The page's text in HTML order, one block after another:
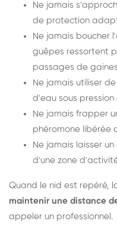
Ne jamais
de protection
Ne jamais boucher
guêpes ressortent
passages de
Ne jamais utiliser
d'eau sous
Ne jamais frapper
phéromone libérée
Ne jamais laisser
d'une zone
Quand le nid est repéré,
maintenir une distance
appeler un professionnel.